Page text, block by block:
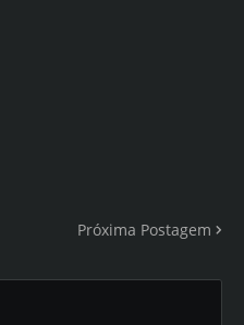
Próxima Postagem